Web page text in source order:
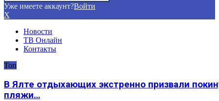
Уже имеете аккаунт?Войти
X
Новости
ТВ Онлайн
Контакты
Топ
В Ялте отдыхающих экстренно призвали
пляжи…